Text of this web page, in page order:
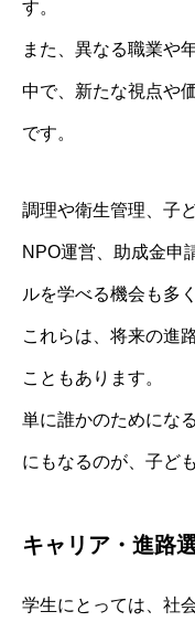
す。
また、異なる職業や
中で、新たな視点や
です。
調理や衛生管理、子
NPO運営、助成金申
ルを学べる機会も多
これらは、将来の進
こともあります。
単に誰かのためにな
にもなるのが、子ど
キャリア・進路
学生にとっては、社